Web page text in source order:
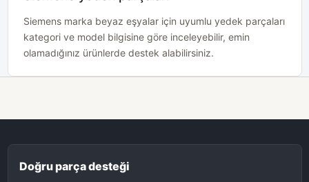
Siemens marka beyaz eşyalar için uyumlu yedek parçaları
kategori ve model bilgisine göre inceleyebilir, emin
olamadığınız ürünlerde destek alabilirsiniz.
Doğru parça desteği